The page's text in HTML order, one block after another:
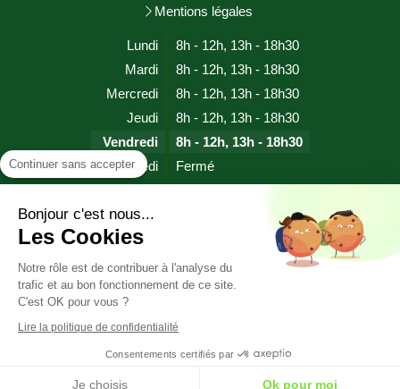
Mentions légales
Lundi 8h - 12h, 13h - 18h30
Mardi
8h - 12h, 13h - 18h30
Mercredi
8h - 12h, 13h - 18h30
Jeudi
8h - 12h, 13h - 18h30
Vendredi
8h - 12h, 13h - 18h30
Samedi
Fermé
Prendre rendez-vous
HYPNOSE SOPHROLOGIE EFT RITMO (proche EMDR)
Création et référencement du site par Simplébo
Continuer sans accepter
Bonjour c'est nous...
Les Cookies
Notre rôle est de contribuer à l'analyse du
trafic et au bon fonctionnement de ce site.
C'est OK pour vous ?
Lire la politique de confidentialité
Consentements certifiés par
Je choisis Ok pour moi